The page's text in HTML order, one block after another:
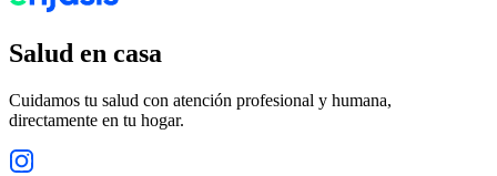
Salud en casa
Cuidamos tu salud con atención profesional y humana,
directamente en tu hogar.